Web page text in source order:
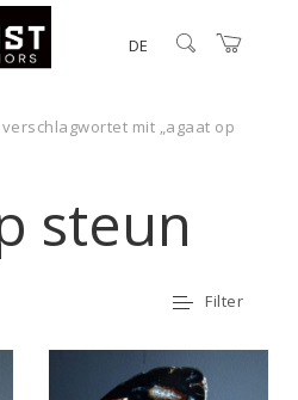
DE
mit „agaat op
steun
Filter